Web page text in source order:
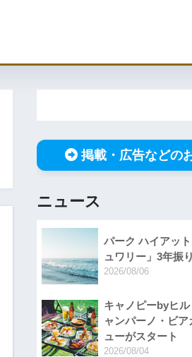
掲載・広告などの
ニュース
パーク ハイアッ
ュワリー」3年振
2026/08/06
キャノピーbyヒ
ャンパーノ・ビ
ューがスタート
2026/08/04